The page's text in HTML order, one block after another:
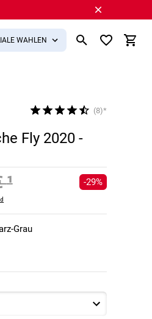
WÄHLEN
(8)*
Fly 2020 -
¹ -29%
Grau